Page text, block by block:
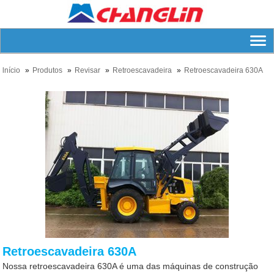
lnício Produtos Revisar Retroescavadeira Retroescavadeira 630A
Retroescavadeira 630A
Nossa retroescavadeira 630A é uma das máquinas de construção